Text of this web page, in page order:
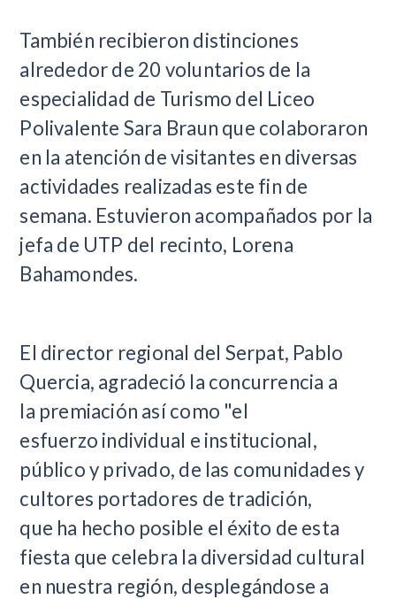
También recibieron distinciones
alrededor de 20 voluntarios de la
especialidad de Turismo del Liceo
Polivalente Sara Braun que colaboraron
en la atención de visitantes en diversas
actividades realizadas este fin de
semana. Estuvieron acompañados por la
jefa de UTP del recinto, Lorena
Bahamondes.
El director regional del Serpat, Pablo
Quercia, agradeció la concurrencia a
la premiación así como "el
esfuerzo individual e institucional,
público y privado, de las comunidades y
cultores portadores de tradición,
que ha hecho posible el éxito de esta
fiesta que celebra la diversidad cultural
en nuestra región, desplegándose a